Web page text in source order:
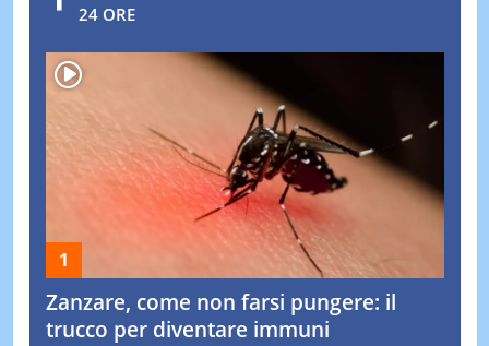
24 ORE
Zanzare, come non farsi pungere: il
trucco per diventare immuni